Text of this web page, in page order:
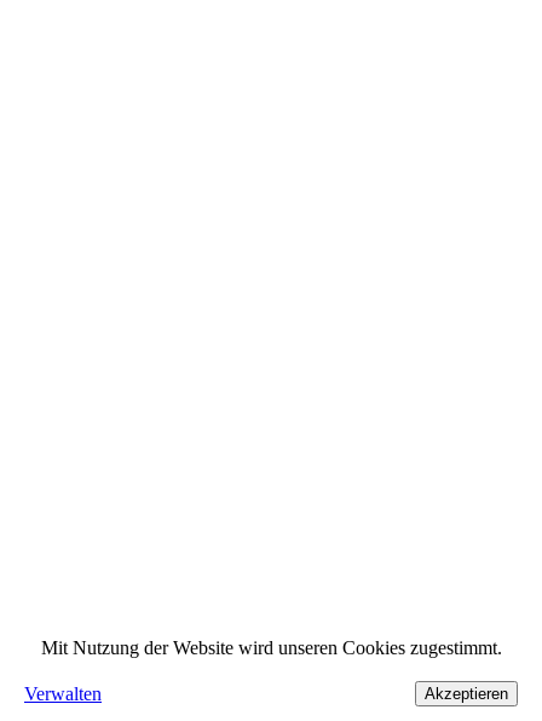
Mit Nutzung der Website wird unseren Cookies zugestimmt.
Verwalten Akzeptieren